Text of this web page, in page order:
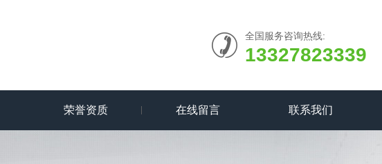
全国服务咨询热线:
13327823339
荣誉资质 在线留言 联系我们